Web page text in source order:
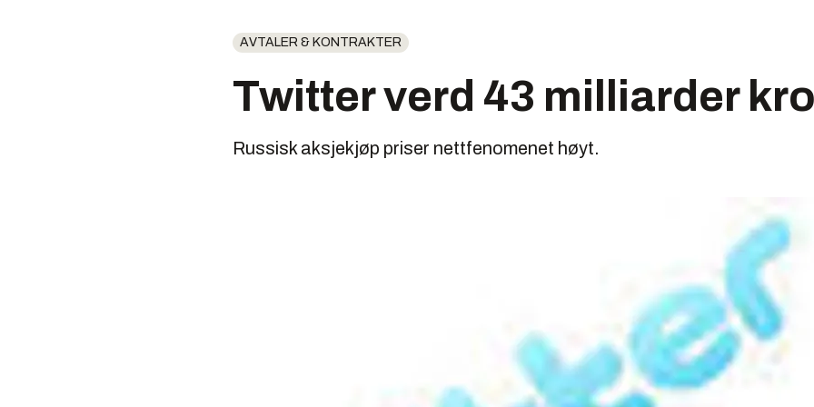
AVTALER & KONTRAKTER
Twitter verd 43 milliarder
Russisk aksjekjøp priser nettfenomenet høyt.